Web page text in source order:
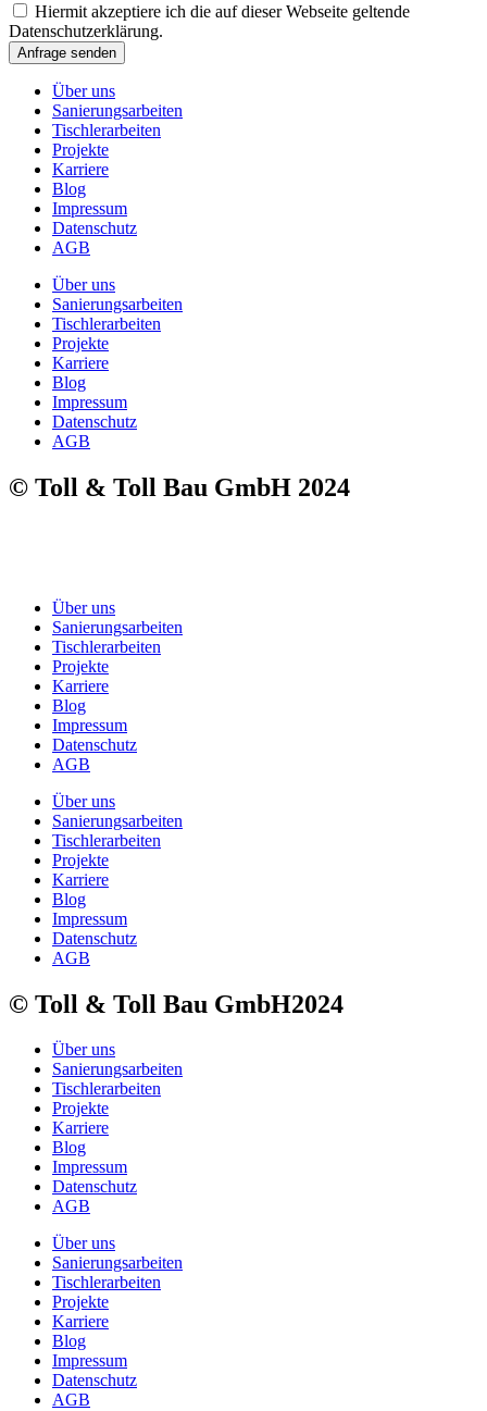
Hiermit akzeptiere ich die auf dieser Webseite geltende
Datenschutzerklärung.
Anfrage senden
Über uns
Sanierungsarbeiten
Tischlerarbeiten
Projekte
Karriere
Blog
Impressum
Datenschutz
AGB
Über uns
Sanierungsarbeiten
Tischlerarbeiten
Projekte
Karriere
Blog
Impressum
Datenschutz
AGB
© Toll & Toll Bau GmbH 2024
Über uns
Sanierungsarbeiten
Tischlerarbeiten
Projekte
Karriere
Blog
Impressum
Datenschutz
AGB
Über uns
Sanierungsarbeiten
Tischlerarbeiten
Projekte
Karriere
Blog
Impressum
Datenschutz
AGB
© Toll & Toll Bau GmbH2024
Über uns
Sanierungsarbeiten
Tischlerarbeiten
Projekte
Karriere
Blog
Impressum
Datenschutz
AGB
Über uns
Sanierungsarbeiten
Tischlerarbeiten
Projekte
Karriere
Blog
Impressum
Datenschutz
AGB